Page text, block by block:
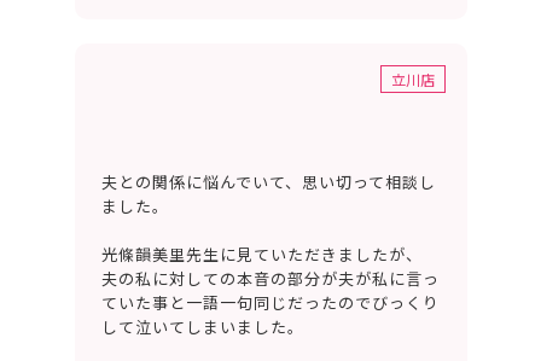
立川店
夫との関係に悩んでいて、思い切って相談し
ました。
光條韻美里先生に見ていただきましたが、
夫の私に対しての本音の部分が夫が私に言っ
ていた事と一語一句同じだったのでびっくり
して泣いてしまいました。